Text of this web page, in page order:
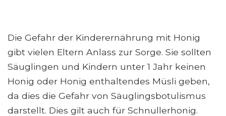
Die Gefahr der Kinderernährung mit Honig
gibt vielen Eltern Anlass zur Sorge. Sie sollten
Säuglingen und Kindern unter 1 Jahr keinen
Honig oder Honig enthaltendes Müsli geben,
da dies die Gefahr von Säuglingsbotulismus
darstellt. Dies gilt auch für Schnullerhonig.